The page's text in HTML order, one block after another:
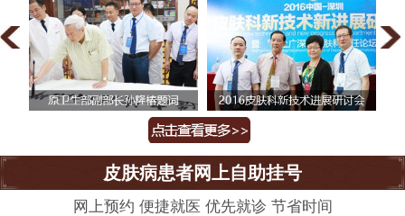
皮肤病患者网上自助挂号
网上预约 便捷就医 优先就诊 节省时间